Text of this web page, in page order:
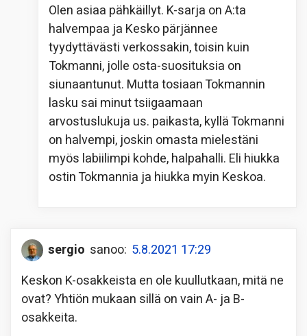
Olen asiaa pähkäillyt. K-sarja on A:ta
halvempaa ja Kesko pärjännee
tyydyttävästi verkossakin, toisin kuin
Tokmanni, jolle osta-suosituksia on
siunaantunut. Mutta tosiaan Tokmannin
lasku sai minut tsiigaamaan
arvostuslukuja us. paikasta, kyllä Tokmanni
on halvempi, joskin omasta mielestäni
myös labiilimpi kohde, halpahalli. Eli hiukka
ostin Tokmannia ja hiukka myin Keskoa.
sergio sanoo: 5.8.2021 17:29
Keskon K-osakkeista en ole kuullutkaan, mitä ne
ovat? Yhtiön mukaan sillä on vain A- ja B-
osakkeita.